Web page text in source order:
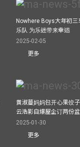
Nowhere Boys大年初
乐队 为乐迷带来幸运
2025-02-05
更多
黄淑蔓妈妈包开心果饺
云浩影自爆屋企订两份
2025-01-30
更多